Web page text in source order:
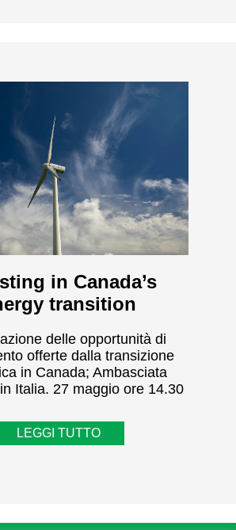
in Canada’s
transition
delle opportunità di
offerte dalla transizione
in Canada; Ambasciata
Italia. 27 maggio ore 14.30
LEGGI TUTTO